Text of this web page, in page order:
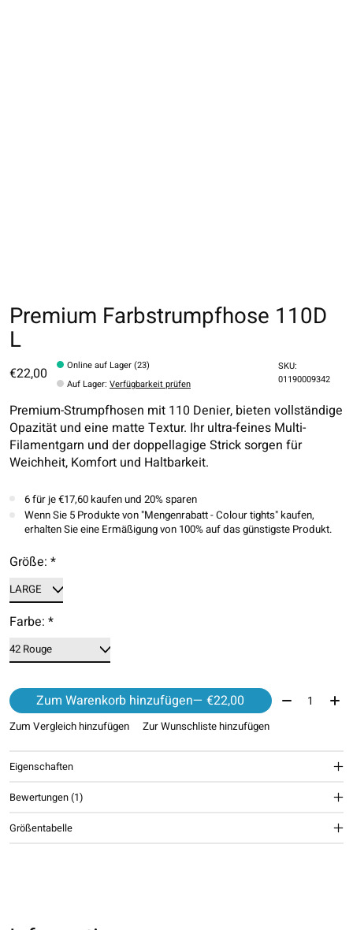
Premium Farbstrumpfhose 110D
L
€22,00
Online auf Lager (23)
Auf Lager:Verfügbarkeit prüfen
SKU:
01190009342
Premium-Strumpfhosen mit 110 Denier, bieten vollständige
Opazität und eine matte Textur. Ihr ultra-feines Multi-
Filamentgarn und der doppellagige Strick sorgen für
Weichheit, Komfort und Haltbarkeit.
6 für je €17,60 kaufen und 20% sparen
Wenn Sie 5 Produkte von "Mengenrabatt - Colour tights" kaufen,
erhalten Sie eine Ermäßigung von 100% auf das günstigste Produkt.
Größe: *
Farbe: *
Zum Warenkorb hinzufügen — €22,00 Menge:
Zum Vergleich hinzufügen Zur Wunschliste hinzufügen
Eigenschaften
Bewertungen (1)
Größentabelle